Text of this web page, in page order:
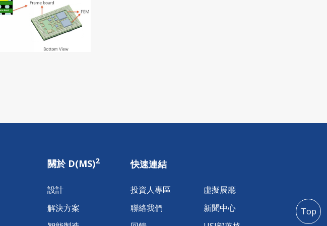
關於 D(MS)2
設計
解決方案
快速連結
投資人專區
虛擬展廳
聯絡我們
新聞中心
Top